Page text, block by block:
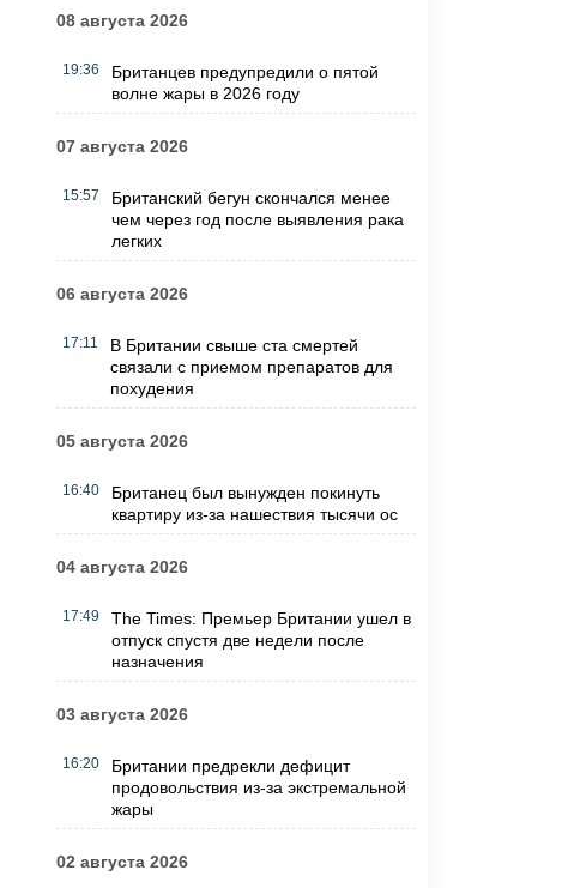
08 августа 2026
19:36
Британцев предупредили о пятой
волне жары в 2026 году
07 августа 2026
15:57
Британский бегун скончался менее
чем через год после выявления рака
легких
06 августа 2026
17:11
В Британии свыше ста смертей
связали с приемом препаратов для
похудения
05 августа 2026
16:40
Британец был вынужден покинуть
квартиру из-за нашествия тысячи ос
04 августа 2026
17:49
The Times: Премьер Британии ушел в
отпуск спустя две недели после
назначения
03 августа 2026
16:20
Британии предрекли дефицит
продовольствия из-за экстремальной
жары
02 августа 2026